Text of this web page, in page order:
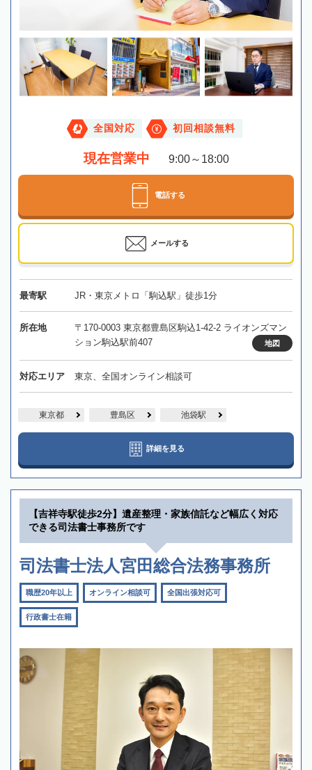
全国対応 初回相談無料
現在営業中 9:00～18:00
電話する
メールする
最寄駅 JR・東京メトロ「駒込駅」徒歩1分
所在地
〒170-0003 東京都豊島区駒込1-42-2 ライオンズマン
ション駒込駅前407
地図
対応エリア 東京、全国オンライン相談可
東京都 豊島区 池袋駅
詳細を見る
【吉祥寺駅徒歩2分】遺産整理・家族信託など幅広く対応
できる司法書士事務所です
司法書士法人宮田総合法務事務所
職歴20年以上 オンライン相談可 全国出張対応可
行政書士在籍